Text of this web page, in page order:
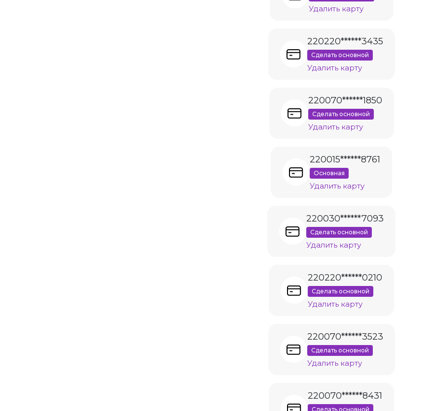
Удалить карту
220220******3435
Сделать основной
Удалить карту
220070******1850
Сделать основной
Удалить карту
220015******8761
Основная
Удалить карту
220030******7093
Сделать основной
Удалить карту
220220******0210
Сделать основной
Удалить карту
220070******3523
Сделать основной
Удалить карту
220070******8431
Сделать основной